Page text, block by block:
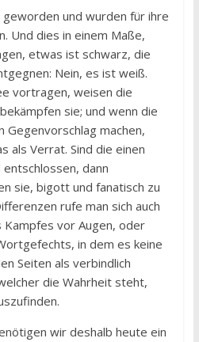
und wurden für ihre
Und dies in einem Maße,
etwas ist schwarz, die
Nein, es ist weiß.
vortragen, weisen die
sie; und wenn die
machen,
als Verrat. Sind die einen
dann
sie, bigott und fanatisch zu
rufe man sich auch
vor Augen, oder
in dem es keine
Seiten als verbindlich
die Wahrheit steht,
wir deshalb heute ein